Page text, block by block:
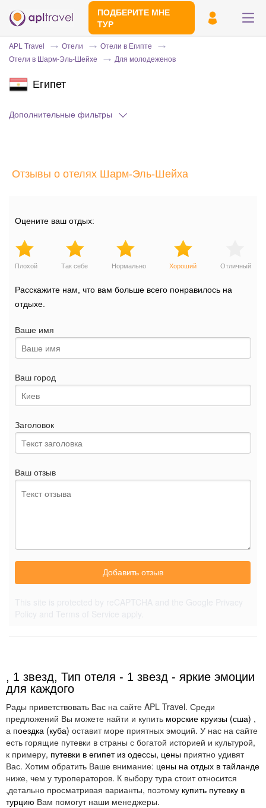
ПОДБЕРИТЕ МНЕ
ТУР
Отправьте свой номер телефона
Эксперт свяжется с вами и сделает
APL Travel Отели
Отели в Египте
Отели в Шарм-Эль-Шейхе
Для молодеженов
Египет
Дополнительные фильтры
Отзывы о отелях Шарм-Эль-Шейха
Оцените ваш отдых:
Плохой Так себе Нормально Хороший Отличный
Расскажите нам, что вам больше всего понравилось на
отдыхе.
Ваше имя
Ваш город
Заголовок
Ваш отзыв
Добавить отзыв
, 1 звезд, Тип отеля - 1 звезд - яркие эмоции
для каждого
Рады приветствовать Вас на сайте APL Travel. Среди
предложений Вы можете найти и купить морские круизы (сша) ,
а поездка (куба) оставит море приятных эмоций. У нас на сайте
есть горящие путевки в страны с богатой историей и культурой,
к примеру, путевки в египет из одессы, цены приятно удивят
Вас. Хотим обратить Ваше внимание: цены на отдых в тайланде
ниже, чем у туроператоров. К выбору тура стоит относится
,детально просматривая варианты, поэтому купить путевку в
турцию Вам помогут наши менеджеры.